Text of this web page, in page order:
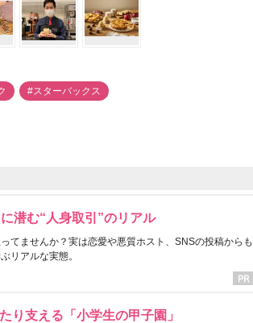
#スターバックス
潜む“人身取引”のリアル
てませんか？実は恋愛や悪質ホスト、SNSの投稿からも
リアルな実態。
り支える「小学生の甲子園」